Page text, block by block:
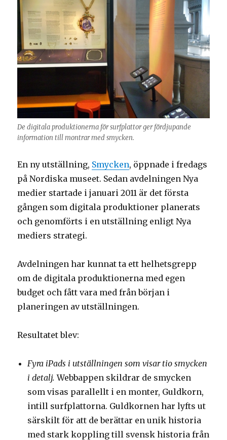
De digitala produktionerna för surfplattor ger fördjupande
information till montrar med smycken.
En ny utställning, Smycken, öppnade i fredags
på Nordiska museet. Sedan avdelningen Nya
medier startade i januari 2011 är det första
gången som digitala produktioner planerats
och genomförts i en utställning enligt Nya
mediers strategi.
Avdelningen har kunnat ta ett helhetsgrepp
om de digitala produktionerna med egen
budget och fått vara med från början i
planeringen av utställningen.
Resultatet blev:
Fyra iPads i utställningen som visar tio smycken
i detalj. Webbappen skildrar de smycken
som visas parallellt i en monter, Guldkorn,
intill surfplattorna. Guldkornen har lyfts ut
särskilt för att de berättar en unik historia
med stark koppling till svensk historia från